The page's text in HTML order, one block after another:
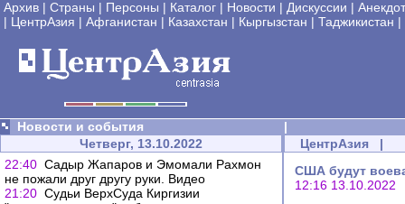
Архив | Страны | Персоны | Каталог | Новости | Дискуссии |
| ЦентрАзия | Афганистан | Казахстан | Кыргызстан | Таджикистан |
Новости и события
|
Четверг, 13.10.2022
22:40 Садыр Жапаров и Эмомали Рахмон
не пожали друг другу руки. Видео
21:20 Судьи ВерхСуда Киргизии
ЦентрАзия |
США будут
12:16 13.10.2022